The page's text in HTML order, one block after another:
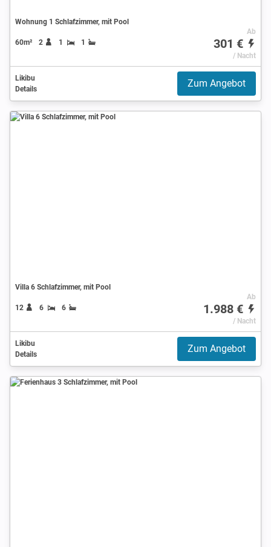
Wohnung 1 Schlafzimmer, mit Pool
60m² 2 1 1
Ab
301 €
/ Nacht
Likibu
Details
Zum Angebot
Villa 6 Schlafzimmer, mit Pool
12 6 6
Ab
1.988 €
/ Nacht
Likibu
Details
Zum Angebot